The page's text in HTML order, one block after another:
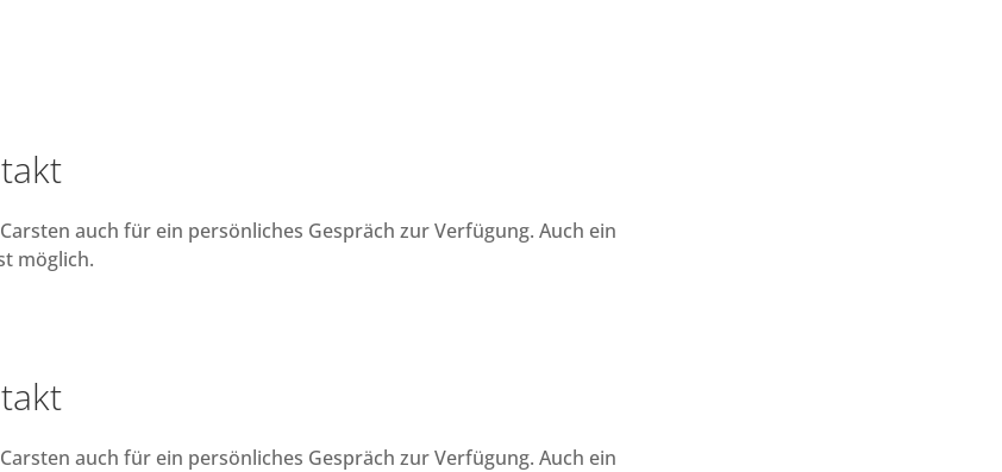
auch für ein persönliches Gespräch zur Verfügung. Auch ein
möglich.
auch für ein persönliches Gespräch zur Verfügung. Auch ein